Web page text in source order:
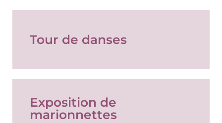
Tour de danses
Exposition de
marionnettes